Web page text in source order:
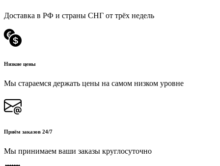
Доставка в РФ и страны СНГ от трёх недель
Низкие цены
Мы стараемся держать цены на самом низком уровне
Приём заказов 24/7
Мы принимаем ваши заказы круглосуточно